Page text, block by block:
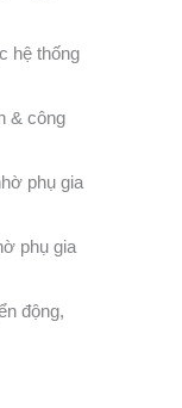
hệ thống
& công
phụ gia
phụ gia
động,